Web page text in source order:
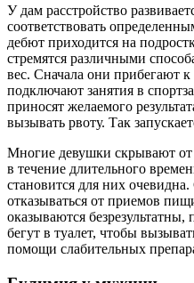
У дам расстройство
соответствовать
дебют приходится на
стремятся различными
вес. Сначала они прибегают
подключают занятия в
приносят желаемого
вызывать рвоту. Так
Многие девушки скрывают от
в течение длительного
становится для них
отказываться от приемов
оказываются
бегут в туалет, чтобы
помощи слабительных